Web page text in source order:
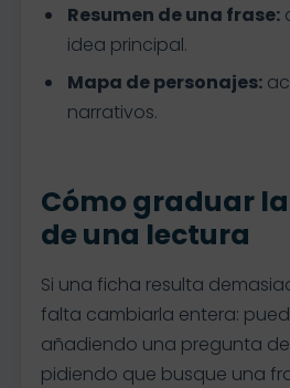
Resumen de una frase:
idea principal.
Mapa de personajes:
narrativos.
Cómo graduar
de una lectura
Si una ficha resulta
falta cambiarla entera:
añadiendo una pregunta
pidiendo que busque una